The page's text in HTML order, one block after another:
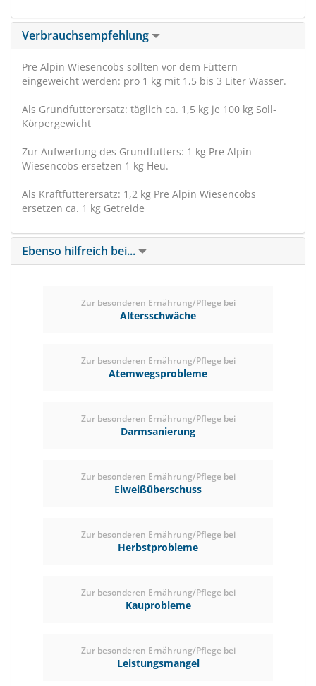
Verbrauchsempfehlung
Pre Alpin Wiesencobs sollten vor dem Füttern
eingeweicht werden: pro 1 kg mit 1,5 bis 3 Liter Wasser.
Als Grundfutterersatz: täglich ca. 1,5 kg je 100 kg Soll-
Körpergewicht
Zur Aufwertung des Grundfutters: 1 kg Pre Alpin
Wiesencobs ersetzen 1 kg Heu.
Als Kraftfutterersatz: 1,2 kg Pre Alpin Wiesencobs
ersetzen ca. 1 kg Getreide
Ebenso hilfreich bei...
Zur besonderen Ernährung/Pflege bei
Altersschwäche
Zur besonderen Ernährung/Pflege bei
Atemwegsprobleme
Zur besonderen Ernährung/Pflege bei
Darmsanierung
Zur besonderen Ernährung/Pflege bei
Eiweißüberschuss
Zur besonderen Ernährung/Pflege bei
Herbstprobleme
Zur besonderen Ernährung/Pflege bei
Kauprobleme
Zur besonderen Ernährung/Pflege bei
Leistungsmangel